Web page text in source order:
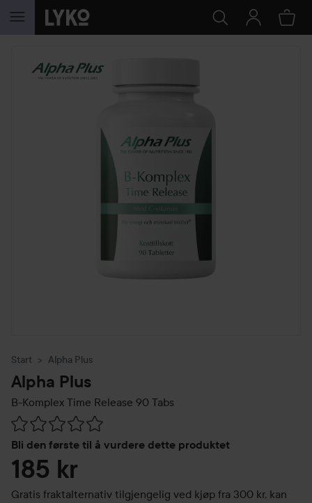
GÅ TIL INNHOLD
Start Alpha Plus
Alpha Plus
B-Komplex Time Release 90 Tabs
Bli den første til å vurdere dette produktet
Gå til Vurderinger & anmeldelser
185 kr
Gratis fraktalternativ tilgjengelig ved kjøp fra 300 kr, kan